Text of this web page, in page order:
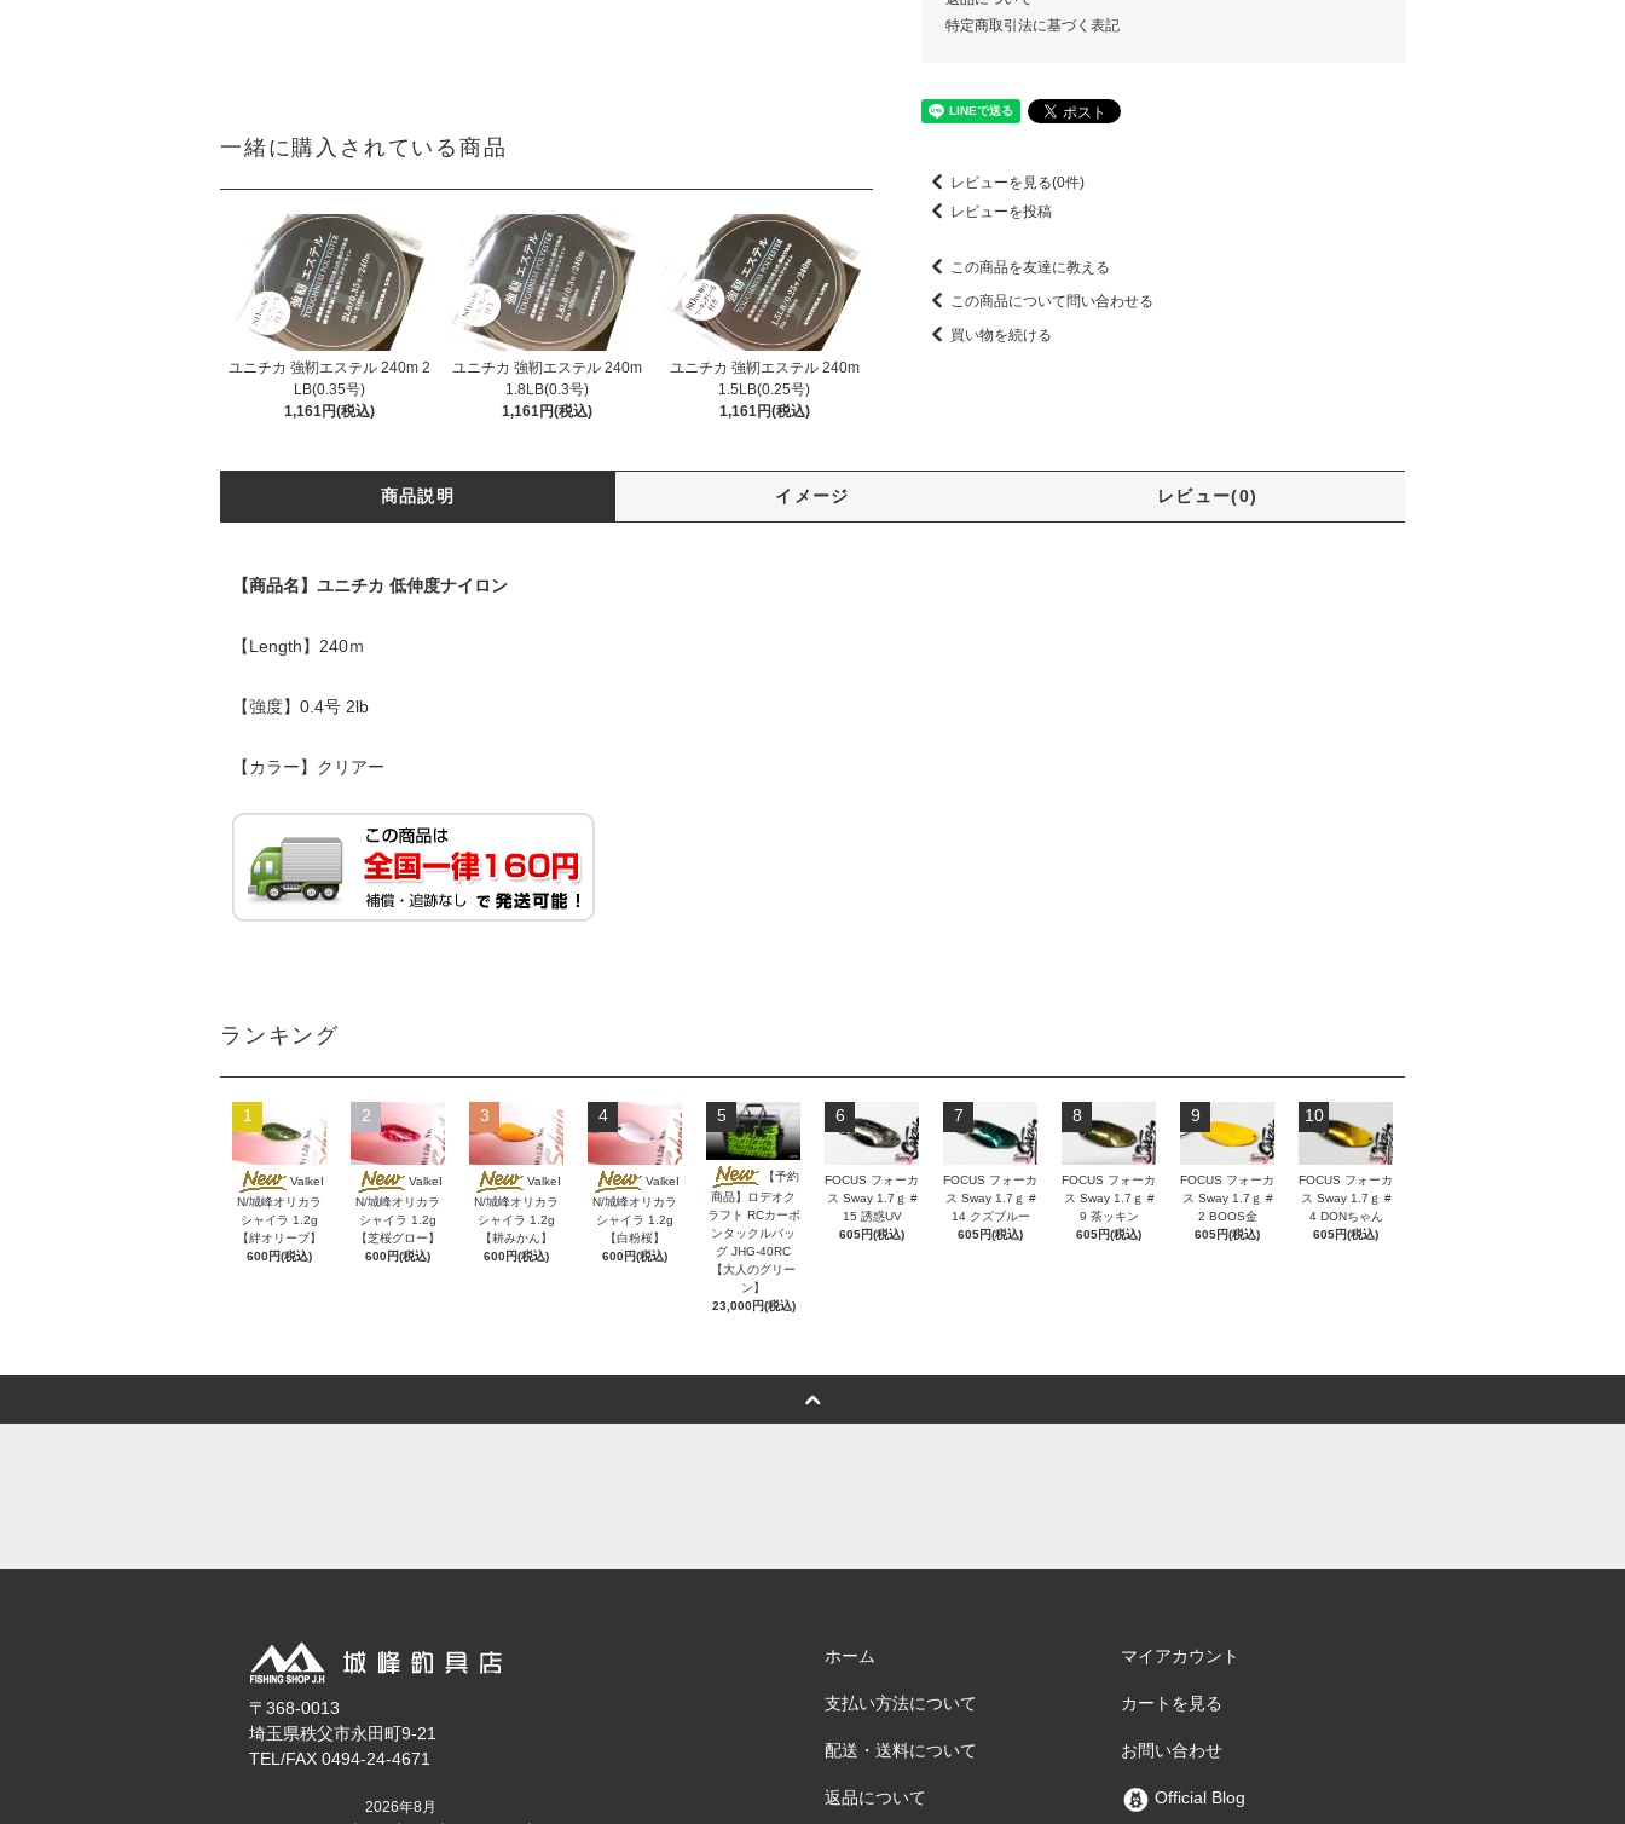
一緒に購入されている商品
ユニチカ 強靭エステル 240m 2
LB(0.35号)
1,161円(税込)
ユニチカ 強靭エステル 240m
1.8LB(0.3号)
1,161円(税込)
ユニチカ 強靭エステル 240m
1.5LB(0.25号)
1,161円(税込)
特定商取引法に基づく表記
レビューを見る(0件)
レビューを投稿
この商品を友達に教える
この商品について問い合わせる
買い物を続ける
商品説明 イメージ レビュー(0)
【商品名】ユニチカ 低伸度ナイロン
【Length】240ｍ
【強度】0.4号 2lb
【カラー】クリアー
ランキング
1
ValkeI
N/城峰オリカラ
シャイラ 1.2g
【絆オリーブ】
600円(税込)
2
ValkeI
N/城峰オリカラ
シャイラ 1.2g
【芝桜グロー】
600円(税込)
3
ValkeI
N/城峰オリカラ
シャイラ 1.2g
【耕みかん】
600円(税込)
4
ValkeI
N/城峰オリカラ
シャイラ 1.2g
【白粉桜】
600円(税込)
5
【予約
商品】ロデオク
ラフト RCカーボ
ンタックルバッ
グ JHG-40RC
【大人のグリー
ン】
23,000円(税込)
6
FOCUS フォーカ
ス Sway 1.7ｇ #
15 誘惑UV
605円(税込)
7
FOCUS フォーカ
ス Sway 1.7ｇ #
14 クズブルー
605円(税込)
8
FOCUS フォーカ
ス Sway 1.7ｇ #
9 茶ッキン
605円(税込)
9
FOCUS フォーカ
ス Sway 1.7ｇ #
2 BOOS金
605円(税込)
10
FOCUS フォーカ
ス Sway 1.7ｇ #
4 DONちゃん
605円(税込)
〒368-0013
埼玉県秩父市永田町9-21
TEL/FAX 0494-24-4671
2026年8月
ホーム
支払い方法について
配送・送料について
返品について
マイアカウント
カートを見る
お問い合わせ
Official Blog